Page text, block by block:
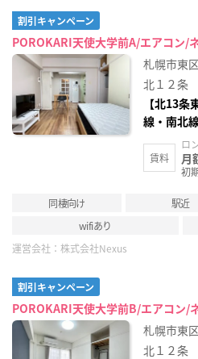
割引キャンペーン
POROKARI天使大学前A/エアコン/
札幌市東区
北１２条
【北13
線・南北
賃料
ロ
月
初
同棲向け 駅近
wifiあり
運営会社： 株式会社Nexus
割引キャンペーン
POROKARI天使大学前B/エアコン/
札幌市東区
北１２条